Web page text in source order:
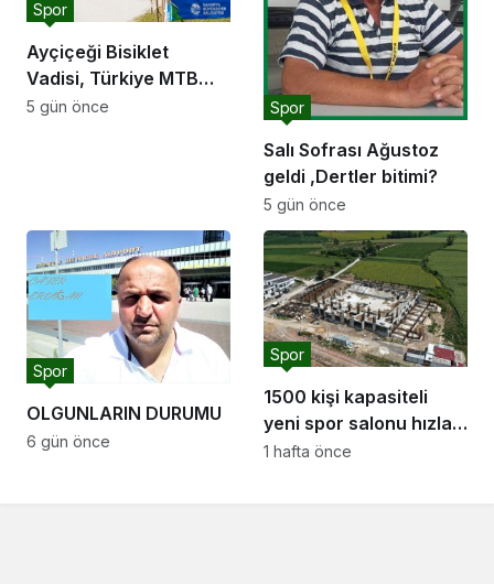
Ayçiçeği Bisiklet
Vadisi, Türkiye MTB
Şampiyonası’na ev
Spor
5 gün önce
Salı Sofrası Ağustoz
geldi ,Dertler bitimi?
Spor
5 gün önce
OLGUNLARIN DURUMU
Spor
6 gün önce
1500 kişi kapasiteli
yeni spor salonu hızla
yükseliyor: “Salon
Spor
1 hafta önce